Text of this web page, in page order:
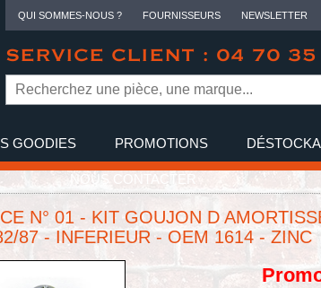
QUI SOMMES-NOUS ? FOURNISSEURS NEWSLETTER
SERVICE CLIENT : 04 70
GOODIES PROMOTIONS
NOUS CONTACTER
N° 01 - KIT GOUJON D
87 - INFERIEUR - OEM 1614 - ZINC